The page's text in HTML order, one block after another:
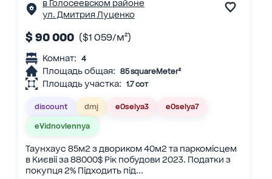
в Голосеевском районе
ул. Дмитрия Луценко
$ 90 000 ($1 059/м²)
Комнат: 4
Площадь общая: 85 squareMeter²
Площадь участка: 1.7 сот
discount dmj eOselya3 eOselya7
eVidnovlennya
Таунхаус 85м2 з двориком 40м2 та паркомісцем
в Києвіі за 88000$ Рік побудови 2023. Податки з
покупця 2% Підходить під...